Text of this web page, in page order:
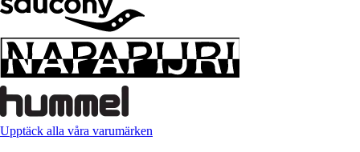
Upptäck alla våra varumärken